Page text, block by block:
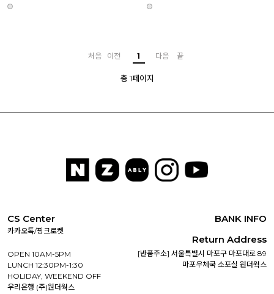
처음 이전 1 다음 끝
총 1페이지
CS Center
카카오톡/핑크로켓
OPEN 10AM-5PM
LUNCH 12:30PM-1:30
HOLIDAY, WEEKEND OFF
우리은행 (주)원더웍스
BANK INFO
Return Address
[반품주소] 서울특별시 마포구 마포대로 89
마포우체국 소포실 원더웍스